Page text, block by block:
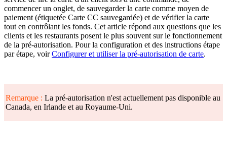
commencer un onglet, de sauvegarder la carte comme moyen de
paiement (étiquetée Carte CC sauvegardée) et de vérifier la carte
tout en contrôlant les fonds. Cet article répond aux questions que les
clients et les restaurants posent le plus souvent sur le fonctionnement
de la pré-autorisation. Pour la configuration et des instructions étape
par étape, voirConfigurer et utiliser la pré-autorisation de carte.
Remarque : La pré-autorisation n'est actuellement pas disponible au
Canada, en Irlande et au Royaume-Uni.